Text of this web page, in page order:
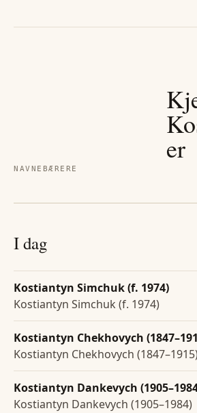
NAVNEBÆRERE
er
I dag
Kostiantyn Simchuk (f. 1974)
Kostiantyn Simchuk (f. 1974)
Kostiantyn Chekhovych
Kostiantyn Chekhovych
Kostiantyn Dankevych
Kostiantyn Dankevych (1905–1984)